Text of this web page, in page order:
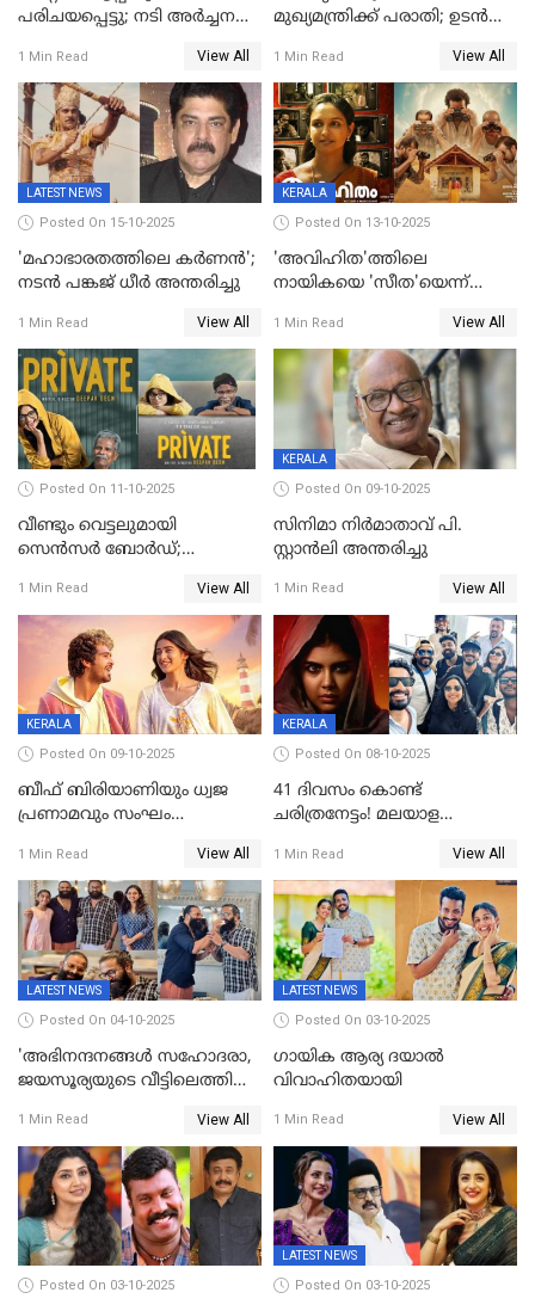
പരിചയപ്പെട്ടു; നടി അർച്ചന
1 Min Read View All
മുഖ്യമന്ത്രിക്ക് പരാതി; ഉടൻ
പരാതിയിൽ
1 Min Read View All
LATEST NEWS
Posted On 15-10-2025
'മഹാഭാരതത്തിലെ കർണന്‍';
നടൻ പങ്കജ് ധീർ അന്തരിച്ചു
1 Min Read View All
KERALA
Posted On 13-10-2025
'അവിഹിത'ത്തിലെ
നായികയെ 'സീത'യെന്ന്
ബോർഡ്
1 Min Read View All
Posted On 11-10-2025
വീണ്ടും വെട്ടലുമായി
സെന്‍സര്‍ ബോര്‍ഡ്;
തിരുത്തല്‍
1 Min Read View All
KERALA
Posted On 09-10-2025
സിനിമാ നിർമാതാവ് പി.
സ്റ്റാൻലി അന്തരിച്ചു
1 Min Read View All
KERALA
Posted On 09-10-2025
ബീഫ് ബിരിയാണിയും ധ്വജ
പ്രണാമവും സംഘം
നിഗത്തിന്റെ ഹാൽ
സിനിമയ്ക്ക്
സെൻസർബോർഡിന്റെ
കടുംവെട്ട്
1 Min Read View All
KERALA
Posted On 08-10-2025
41 ദിവസം കൊണ്ട്
ചരിത്രനേട്ടം! മലയാള
അധ്യായം, വിസ്മയമായി
ലോക 300 കോടി ക്ലബ്ബിൽ
1 Min Read View All
LATEST NEWS
Posted On 04-10-2025
'അഭിനന്ദനങ്ങൾ സഹോദരാ,
ജയസൂര്യയുടെ വീട്ടിലെത്തി
ആഘോഷം'
1 Min Read View All
LATEST NEWS
Posted On 03-10-2025
ഗായിക ആര്യ ദയാൽ
വിവാഹിതയായി
1 Min Read View All
Posted On 03-10-2025
LATEST NEWS
Posted On 03-10-2025